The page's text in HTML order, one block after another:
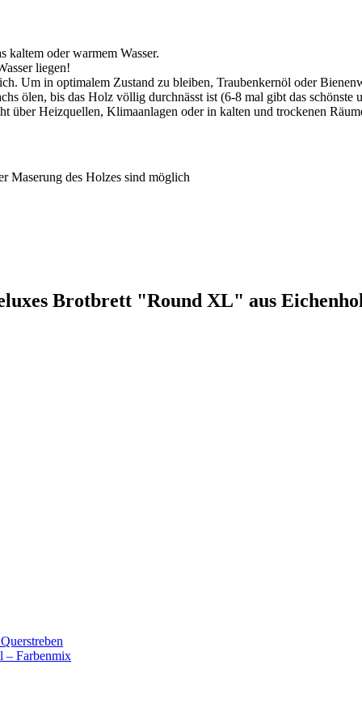
kaltem oder warmem Wasser.
liegen!
Um in optimalem Zustand zu bleiben, Traubenkernöl oder
ölen, bis das Holz völlig durchnässt ist (6-8 mal gibt das schönste
Heizquellen, Klimaanlagen oder in kalten und trockenen
Maserung des Holzes sind möglich
Brotbrett "Round XL" aus
– Farbenmix